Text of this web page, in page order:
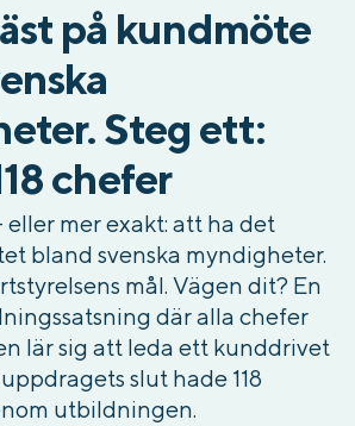
på kundmöte
Steg ett:
chefer
eller mer exakt: att ha det
bland svenska myndigheter.
mål. Vägen dit? En
där alla chefer
lär sig att leda ett kunddrivet
slut hade 118
utbildningen.